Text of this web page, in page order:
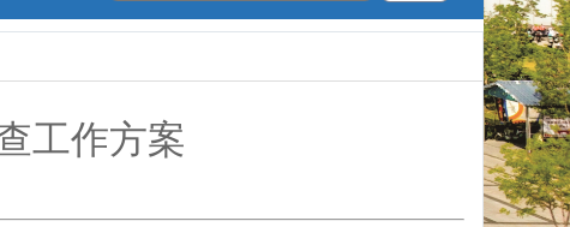
工作方案